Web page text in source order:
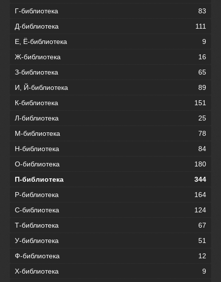
Г-библиотека
83
Д-библиотека
111
Е, Ё-библиотека
9
Ж-библиотека
16
З-библиотека
65
И, Й-библиотека
89
К-библиотека
151
Л-библиотека
25
М-библиотека
78
Н-библиотека
84
О-библиотека
180
П-библиотека
344
Р-библиотека
164
С-библиотека
124
Т-библиотека
67
У-библиотека
51
Ф-библиотека
12
Х-библиотека
9